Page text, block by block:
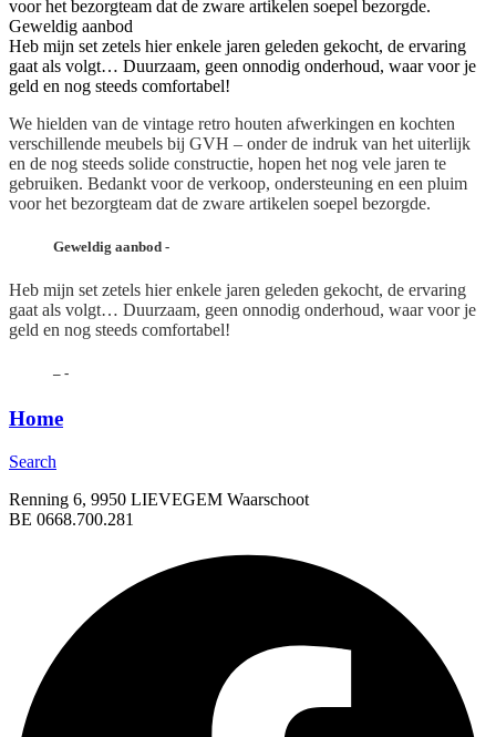
voor het bezorgteam dat de zware artikelen soepel bezorgde.
Geweldig aanbod
Heb mijn set zetels hier enkele jaren geleden gekocht, de ervaring
gaat als volgt… Duurzaam, geen onnodig onderhoud, waar voor je
geld en nog steeds comfortabel!
We hielden van de vintage retro houten afwerkingen en kochten
verschillende meubels bij GVH – onder de indruk van het uiterlijk
en de nog steeds solide constructie, hopen het nog vele jaren te
gebruiken. Bedankt voor de verkoop, ondersteuning en een pluim
voor het bezorgteam dat de zware artikelen soepel bezorgde.
Geweldig aanbod -
Heb mijn set zetels hier enkele jaren geleden gekocht, de ervaring
gaat als volgt… Duurzaam, geen onnodig onderhoud, waar voor je
geld en nog steeds comfortabel!
– -
Home
Search
Renning 6, 9950 LIEVEGEM Waarschoot
BE 0668.700.281